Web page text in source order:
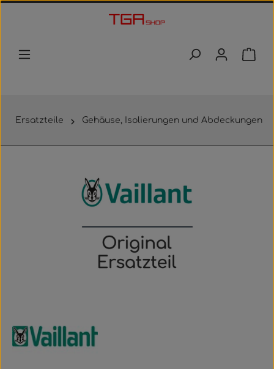
Zum Hauptinhalt springen
Ersatzteile Gehäuse, Isolierungen und Abdeckungen